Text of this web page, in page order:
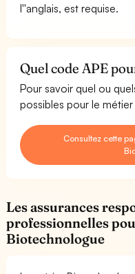
l''anglais, est requise.
Quel code APE
Pour savoir quel ou
possibles pour le
Consultez cette
Les assurances
professionnelles
Biotechnologue